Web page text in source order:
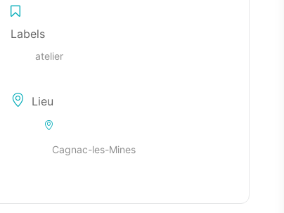
Labels
atelier
Lieu
Cagnac-les-Mines